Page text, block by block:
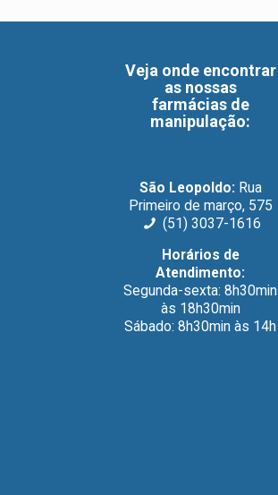
Veja onde encontrar
as nossas
farmácias de
manipulação:
São Leopoldo: Rua
Primeiro de março, 575
(51) 3037-1616
Horários de
Atendimento:
Segunda-sexta: 8h30min
às 18h30min
Sábado: 8h30min às 14h